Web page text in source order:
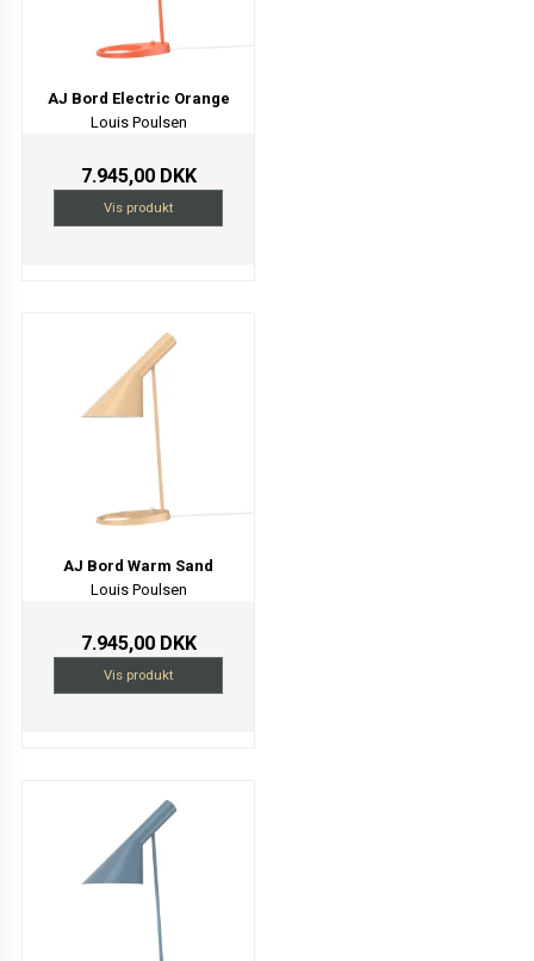
AJ Bord Electric Orange
Louis Poulsen
7.945,00 DKK
Vis produkt
AJ Bord Warm Sand
Louis Poulsen
7.945,00 DKK
Vis produkt